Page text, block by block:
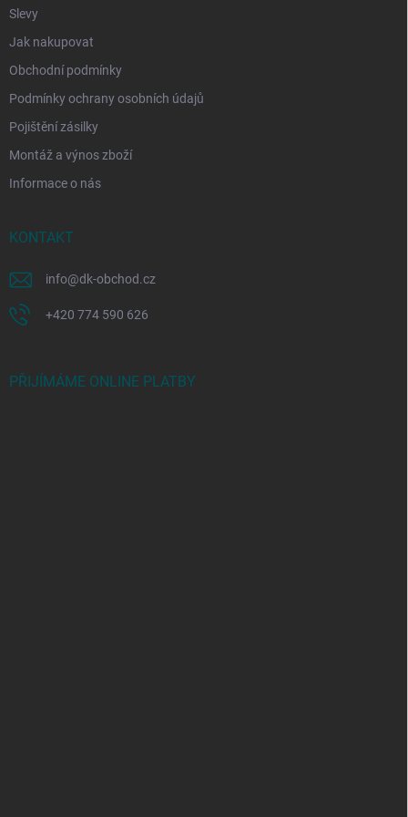
Slevy
Jak nakupovat
Obchodní podmínky
Podmínky ochrany osobních údajů
Pojištění zásilky
Montáž a výnos zboží
Informace o nás
KONTAKT
info@dk-obchod.cz
+420 774 590 626
PŘIJÍMÁME ONLINE PLATBY